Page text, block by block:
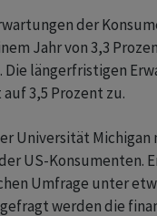
der
Jahr von 3,3
Die längerfristigen
3,5 Prozent zu.
Universität Michigan
US-Konsumenten.
Umfrage unter
werden die